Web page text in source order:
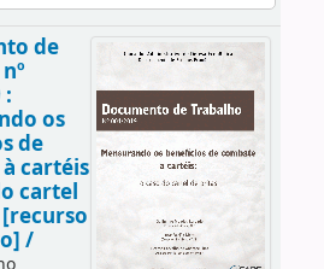
de
os
de
cartéis
cartel
/